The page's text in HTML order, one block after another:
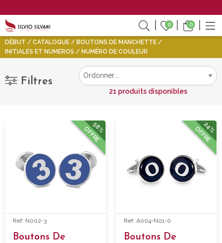
0 0
DÉBUT CATALOGUE
BOUTONS DE MANCHETTE
INITIALES ET NUMEROS
NUMÉRO DE COULEUR
Filtres
21 produits disponibles
58%
OFFRE
Ref: N002-3
Boutons De
24%
OFFRE
Ref: A004-N01-0
Boutons De